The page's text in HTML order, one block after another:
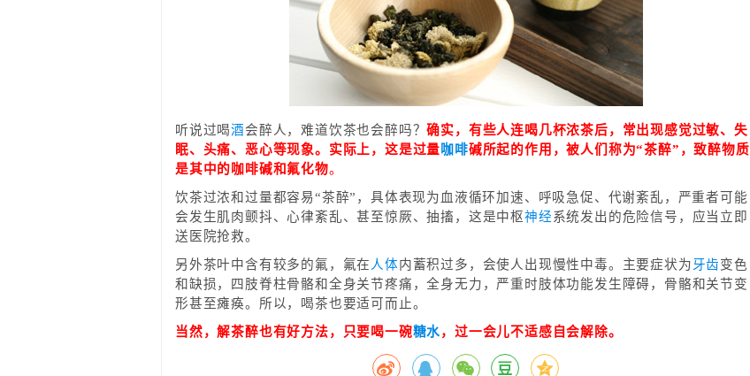
听说过喝酒会醉人，难道饮茶也会醉吗？确实，有些人连喝几杯浓茶后，常出现感觉过敏、失
眠、头痛、恶心等现象。实际上，这是过量咖啡碱所起的作用，被人们称为“茶醉”，致醉物质
是其中的咖啡碱和氟化物。
饮茶过浓和过量都容易“茶醉”，具体表现为血液循环加速、呼吸急促、代谢紊乱，严重者可能
会发生肌肉颤抖、心律紊乱、甚至惊厥、抽搐，这是中枢神经系统发出的危险信号，应当立即
送医院抢救。
另外茶叶中含有较多的氟，氟在 人体内蓄积过多，会使人出现慢性中毒。主要症状为 牙齿变色
和缺损，四肢脊柱骨骼和全身关节疼痛，全身无力，严重时肢体功能发生障碍，骨骼和关节变
形甚至瘫痪。所以，喝茶也要适可而止。
当然，解茶醉也有好方法，只要喝一碗糖水，过一会儿不适感自会解除。